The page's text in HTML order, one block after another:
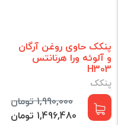
پنکک حاوی روغن آرگان
و آلوئه ورا هرنانتس
H303
پنکک
1,990,000 تومان
1,496,480 تومان